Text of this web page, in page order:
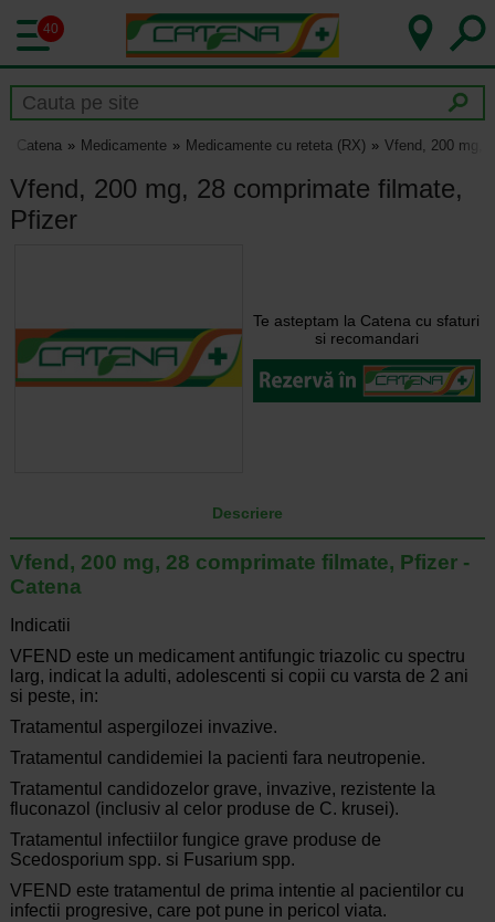
40
Catena Medicamente Medicamente cu reteta (RX) Vfend, 200 mg,
Vfend, 200 mg, 28 comprimate filmate,
Pfizer
Te asteptam la Catena cu sfaturi
si recomandari
Descriere
Vfend, 200 mg, 28 comprimate filmate, Pfizer -
Catena
Indicatii
VFEND este un medicament antifungic triazolic cu spectru
larg, indicat la adulti, adolescenti si copii cu varsta de 2 ani
si peste, in:
Tratamentul aspergilozei invazive.
Tratamentul candidemiei la pacienti fara neutropenie.
Tratamentul candidozelor grave, invazive, rezistente la
fluconazol (inclusiv al celor produse de C. krusei).
Tratamentul infectiilor fungice grave produse de
Scedosporium spp. si Fusarium spp.
VFEND este tratamentul de prima intentie al pacientilor cu
infectii progresive, care pot pune in pericol viata.